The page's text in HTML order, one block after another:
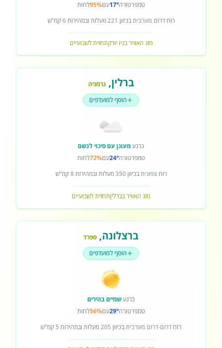
טמפרטורה17°עם95%לחות
רוחדרום מערביתבכיוון 221מעלות ובמהירות6קמ"ש
מזג האוויר בניו יורקתחזית לשבועיים
ברלין, גרמניה
הוסף למועדפים
כרגעמעונן עם סיכוי לגשם
טמפרטורה24°עם72%לחות
רוחצפוניתבכיוון350מעלות ובמהירות8קמ"ש
מזג האוויר בברליןתחזית לשבועיים
ברצלונה, ספרד
הוסף למועדפים
כרגעשמיים בהירים
טמפרטורה29°עם56%לחות
רוח דרום-דרום מערביתבכיוון 205מעלות ובמהירות 5 קמ"ש